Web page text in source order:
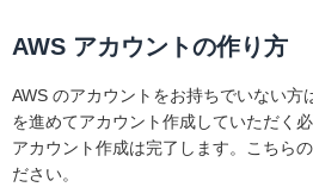
AWS アカウントの作り方
AWS のアカウントをお持ちでいない方
を進めてアカウント作成していただく
アカウント作成は完了します。こちら
ださい。